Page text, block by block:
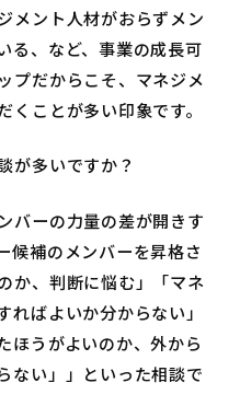
メント人材がおらずメン
る、など、事業の成長可
プだからこそ、マネジメ
くことが多い印象です。
が多いですか？
バーの力量の差が開きす
候補のメンバーを昇格さ
か、判断に悩む」「マネ
ればよいか分からない」
ほうがよいのか、外から
ない」」といった相談で